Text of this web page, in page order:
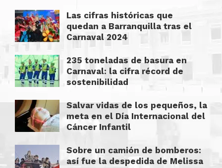
Las cifras históricas que
quedan a Barranquilla tras el
Carnaval 2024
235 toneladas de basura en
Carnaval: la cifra récord de
sostenibilidad
Salvar vidas de los pequeños, la
meta en el Día Internacional del
Cáncer Infantil
Sobre un camión de bomberos:
así fue la despedida de Melissa